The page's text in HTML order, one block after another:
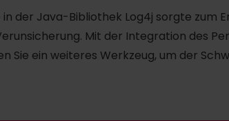
in der Java-Bibliothek Log4j sorgte zum
Mit der Integration des
Sie ein weiteres Werkzeug, um der